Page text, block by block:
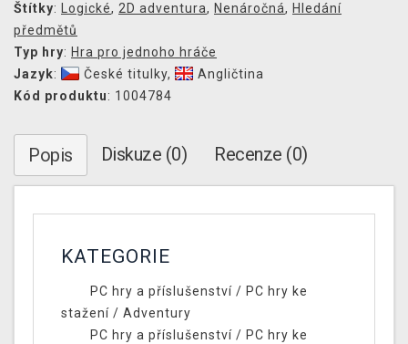
Štítky: Logické, 2D adventura, Nenáročná, Hledání
předmětů
Typ hry: Hra pro jednoho hráče
Jazyk: České titulky,
Angličtina
Kód produktu: 1004784
Popis Diskuze (0) Recenze (0)
KATEGORIE
PC hry a příslušenství/ PC hry ke
stažení / Adventury
PC hry a příslušenství/ PC hry ke